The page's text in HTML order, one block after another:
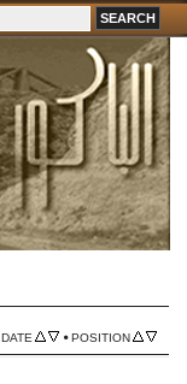
DATE •POSITION